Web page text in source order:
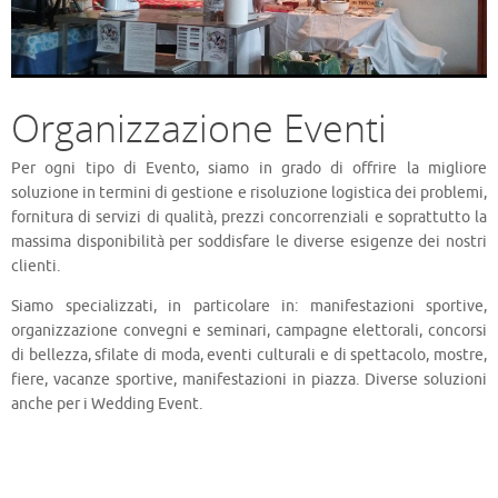
Organizzazione Eventi
Per ogni tipo di Evento, siamo in grado di offrire la migliore
soluzione in termini di gestione e risoluzione logistica dei problemi,
fornitura di servizi di qualità, prezzi concorrenziali e soprattutto la
massima disponibilità per soddisfare le diverse esigenze dei nostri
clienti.
Siamo specializzati, in particolare in: manifestazioni sportive,
organizzazione convegni e seminari, campagne elettorali, concorsi
di bellezza, sfilate di moda, eventi culturali e di spettacolo, mostre,
fiere, vacanze sportive, manifestazioni in piazza. Diverse soluzioni
anche per i Wedding Event.